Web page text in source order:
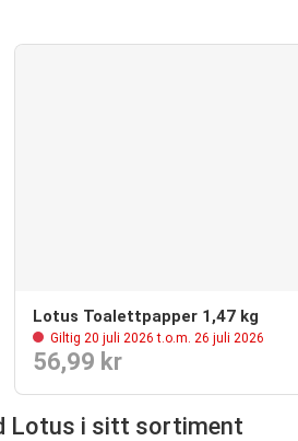
Lotus Toalettpapper 1,47 kg
Giltig 20 juli 2026 t.o.m. 26 juli 2026
56,99 kr
Lotus i sitt sortiment